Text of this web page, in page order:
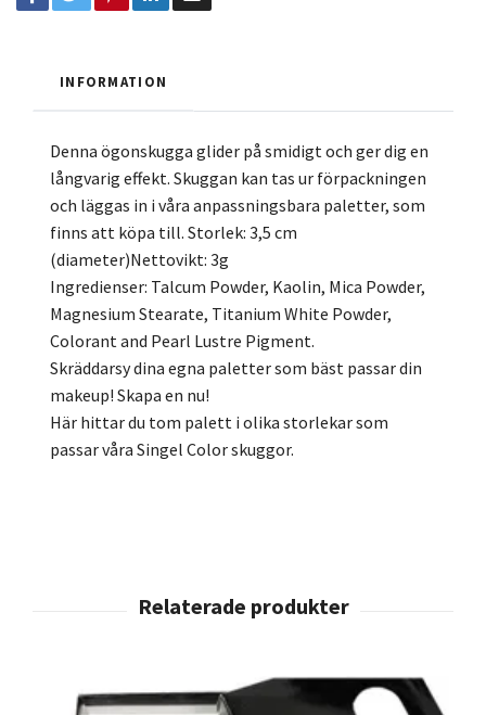
INFORMATION
Denna ögonskugga glider på smidigt och ger dig en
långvarig effekt. Skuggan kan tas ur förpackningen
och läggas in i våra anpassningsbara paletter, som
finns att köpa till. Storlek: 3,5 cm
(diameter)Nettovikt: 3g
Ingredienser: Talcum Powder, Kaolin, Mica Powder,
Magnesium Stearate, Titanium White Powder,
Colorant and Pearl Lustre Pigment.
Skräddarsy dina egna paletter som bäst passar din
makeup! Skapa en nu!
Här hittar du tom palett i olika storlekar som
passar våra Singel Color skuggor.